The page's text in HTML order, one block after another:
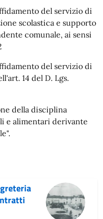
del servizio di
scolastica e supporto
comunale, ai sensi
del servizio di
14 del D. Lgs.
della disciplina
e alimentari derivante